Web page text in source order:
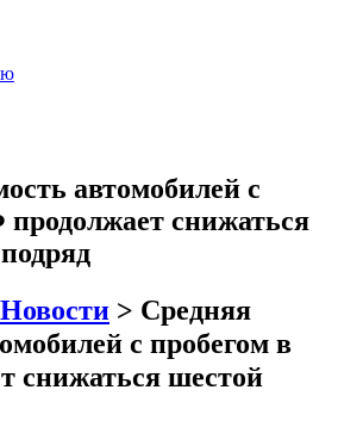
автомобилей с
снижаться
Новости > Средняя
с пробегом в
снижаться шестой